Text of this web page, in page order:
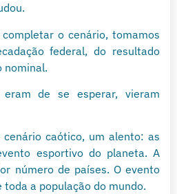
o cenário, tomamos
federal, do resultado
nominal.
eram de se esperar, vieram
caótico, um alento: as
esportivo do planeta. A
número de países. O evento
a população do mundo.